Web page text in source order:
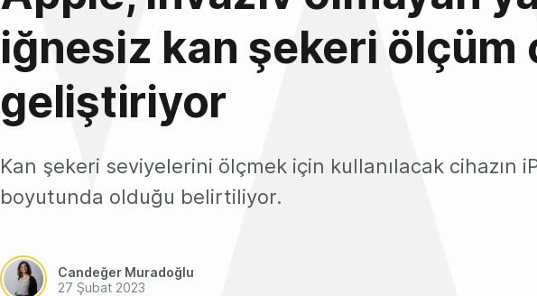
iğnesiz kan şekeri ölçüm
geliştiriyor
Kan şekeri seviyelerini ölçmek için kullanılacak cihazın
boyutunda olduğu belirtiliyor.
Candeğer Muradoğlu
27 Şubat 2023